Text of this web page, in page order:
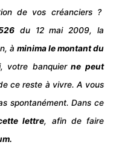
de vos créanciers ?
du 12 mai 2009, la
à minima le montant du
votre banquierne peut
ce reste à vivre. A vous
spontanément. Dans ce
lettre, afin de faire